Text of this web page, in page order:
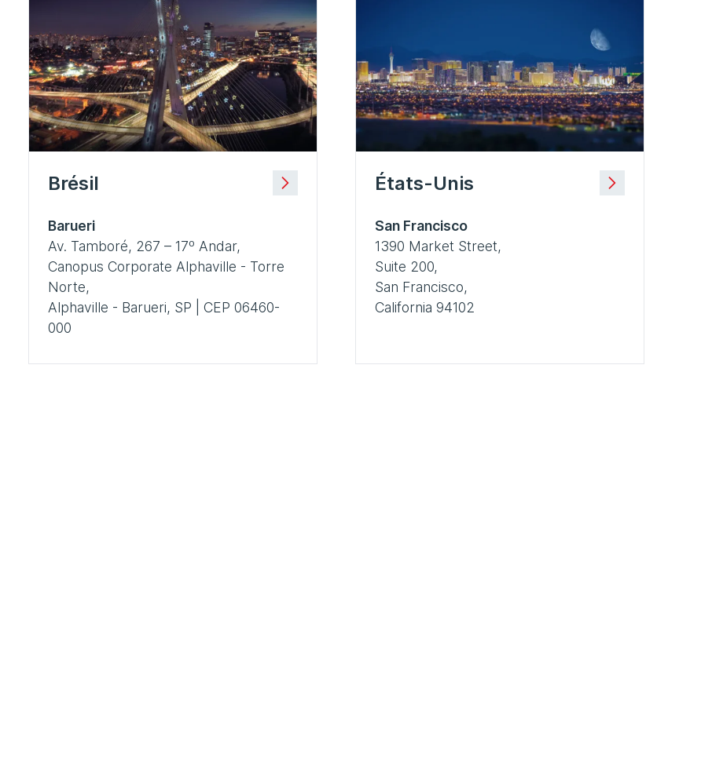
Brésil
Barueri
Av. Tamboré, 267 – 17º Andar,
Canopus Corporate Alphaville - Torre
Norte,
Alphaville - Barueri, SP | CEP 06460-
000
États-Unis
San Francisco
1390 Market Street,
Suite 200,
San Francisco,
California 94102